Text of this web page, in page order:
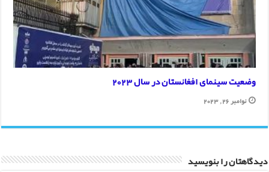
وضعیت سینمای افغانستان در سال 2023
نوامبر 26, 2023
دیدگاهتان را بنویسید